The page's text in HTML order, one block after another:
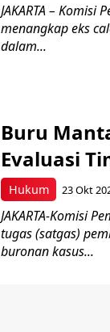
JAKARTA –
menangkap eks
dalam...
Hukum
Buru
Evaluasi
23 Okt
JAKARTA-Komisi
tugas (satgas)
buronan kasus...